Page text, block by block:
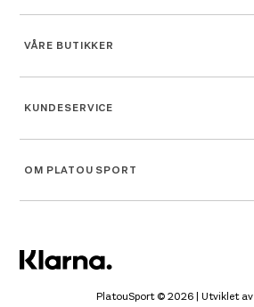
VÅRE BUTIKKER
KUNDESERVICE
OM PLATOU SPORT
PlatouSport © 2026 | Utviklet av